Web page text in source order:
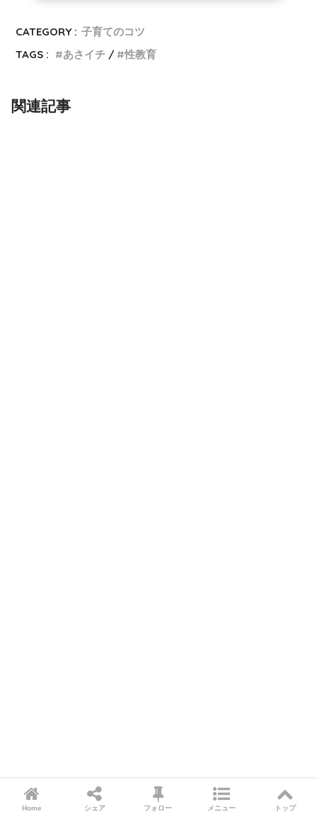
CATEGORY : 子育てのコツ
TAGS :
あさイチ 性教育
関連記事
Home シェア フォロー メニュー トップ